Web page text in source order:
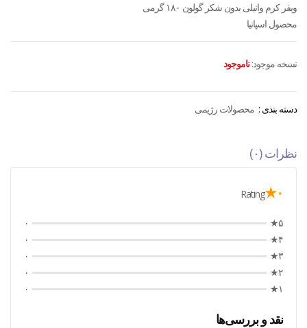
ویفر کرم وانیلی بدون شکر گولون ۱۸۰ گرمی
محصول اسپانیا
نسخه موجود: ناموجود
دسته بندی : محصولات رژیمی
نظرات (۰)
۰★ Rating
۵★
۰
۴★
۰
۳★
۰
۲★
۰
۱★
۰
نقد و بررسی‌ها